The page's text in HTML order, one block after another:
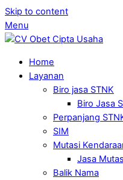
Skip to content
Menu
Home
Layanan
Biro jasa STNK
Biro Jasa
Perpanjang
SIM
Mutasi
Jasa
Balik Nama